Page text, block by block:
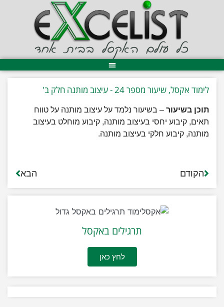
לימוד אקסל, שיעור מספר 24 - עיצוב מותנה חלק ב'
תוכן בשיעור – בשיעור נלמד על עיצוב מותנה על טווח
תאים, קיבוע יחסי בעיצוב מותנה, קיבוע מוחלט בעיצוב
מותנה, קיבוע חלקי בעיצוב מותנה.
הקודם הבא
תרגילים באקסל
לחץ כאן